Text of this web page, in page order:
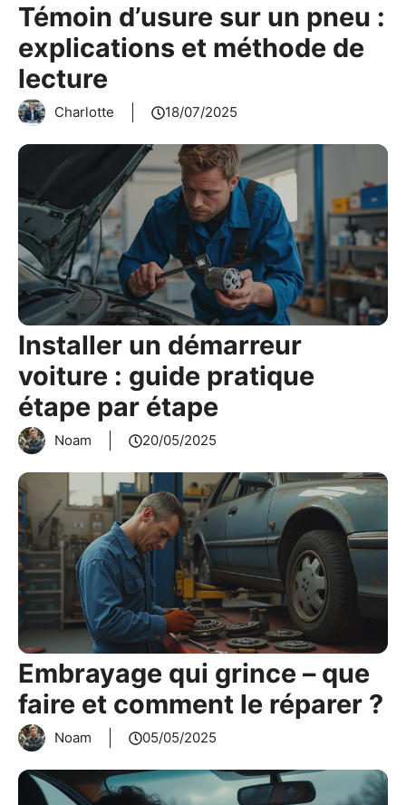
Témoin d’usure sur un pneu :
explications et méthode de
lecture
Charlotte 18/07/2025
Installer un démarreur
voiture : guide pratique
étape par étape
Noam 20/05/2025
Embrayage qui grince – que
faire et comment le réparer ?
Noam 05/05/2025